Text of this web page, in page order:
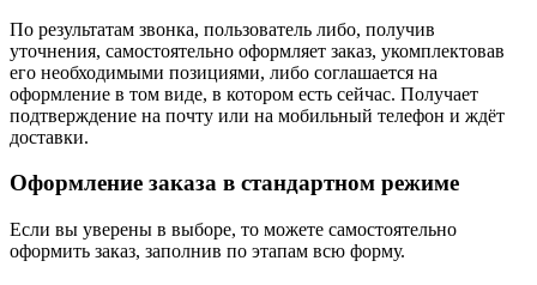
По результатам звонка, пользователь либо, получив
уточнения, самостоятельно оформляет заказ, укомплектовав
его необходимыми позициями, либо соглашается на
оформление в том виде, в котором есть сейчас. Получает
подтверждение на почту или на мобильный телефон и ждёт
доставки.
Оформление заказа в стандартном режиме
Если вы уверены в выборе, то можете самостоятельно
оформить заказ, заполнив по этапам всю форму.